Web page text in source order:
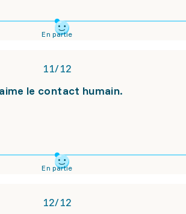
En partie
11/12
le contact humain.
En partie
12/12